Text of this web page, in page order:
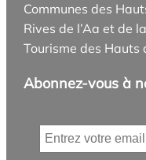
Communes des
Rives de l’Aa et de
Tourisme des Hauts
Abonnez-vous à